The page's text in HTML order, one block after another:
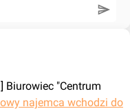
Biurowiec "Centrum
najemca wchodzi do